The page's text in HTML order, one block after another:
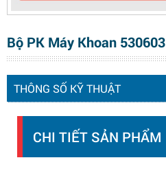
Bộ PK Máy Khoan 530603
THÔNG SỐ KỸ THUẬT
CHI TIẾT SẢN PHẨM